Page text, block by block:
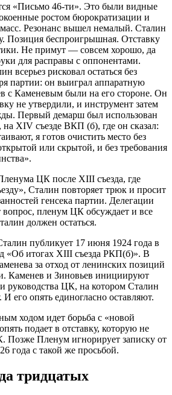
«Письмо 46-ти». Это были видные
ростом бюрократизации и
Резонанс вышел немалый. Сталин
Позиция беспроигрышная. Отставку
Не примут — совсем хорошо, да
для расправы с оппонентами.
всерьез рисковал остаться без
партии: он выиграл аппаратную
с Каменевым были на его стороне. Он
не утвердили, и инструмент затем
Первый демарш был использован
XIV съезде ВКП (б), где он сказал:
я готов очистить место без
или скрытой, и без требования
ЦК после XIII съезда, где
Сталин повторяет трюк и просит
генсека партии. Делегации
вопрос, пленум ЦК обсуждает и все
должен остаться.
публикует 17 июня 1924 года в
«Об итогах XIII съезда РКП(б)». В
за отход от ленинских позиций
Каменев и Зиновьев инициируют
руководства ЦК, на котором Сталин
И его опять единогласно оставляют.
ходом идет борьба с «новой
подает в отставку, которую не
Пленум игнорирует записку от
года с такой же просьбой.
тридцатых